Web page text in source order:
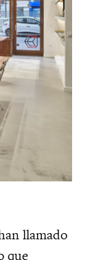
llamado
que